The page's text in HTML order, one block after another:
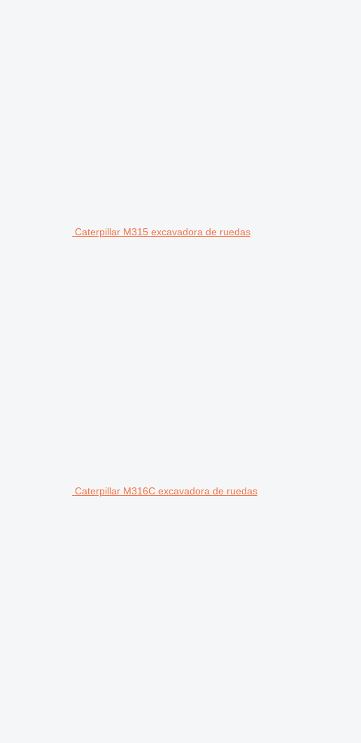
Caterpillar M315 excavadora de ruedas
Caterpillar M316C excavadora de ruedas